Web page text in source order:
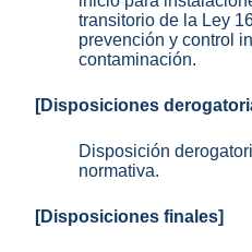
transitorio de la Ley
prevención y control
contaminación.
[Disposiciones
Disposición
normativa.
[Disposiciones finales]